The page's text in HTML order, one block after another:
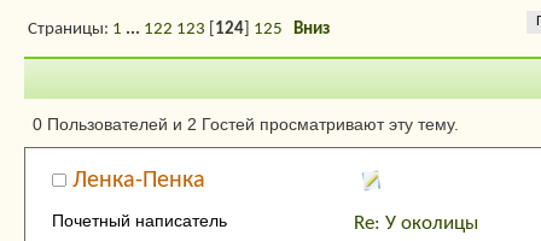
Страницы: 1 ... 122 123 124 125 Вниз
Автор
Тема: У
села Верхнее Мячково (Прочитано
раз)
0 Пользователей и 2 Гостей просматривают эту тему.
Ленка-Пенка
Почетный написатель
Re: У околицы